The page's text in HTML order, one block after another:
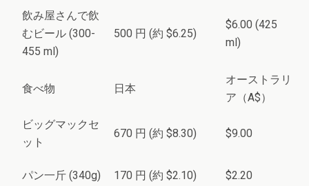
飲み屋さんで飲
むビール (300-
455 ml)
500 円 (約 $6.25)
$6.00 (425
ml)
食べ物 日本
オーストラリ
ア（A$）
ビッグマックセ
ット
670 円 (約 $8.30) $9.00
パン一斤 (340g) 170 円 (約 $2.10) $2.20